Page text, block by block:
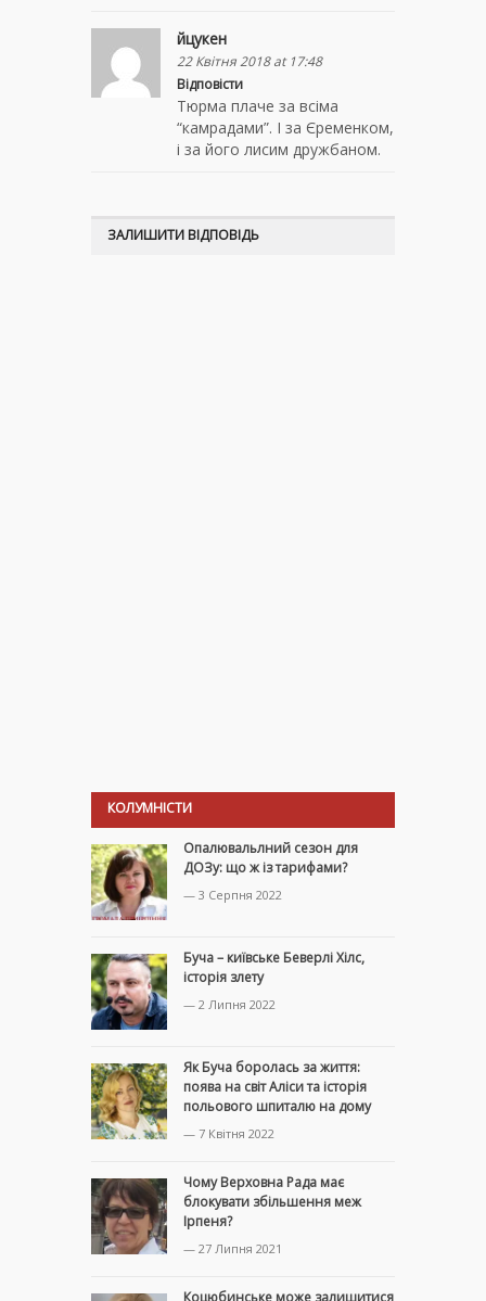
йцукен
22 Квітня 2018 at 17:48
Відповісти
Тюрма плаче за всіма
“камрадами”. І за Єременком,
і за його лисим дружбаном.
ЗАЛИШИТИ ВІДПОВІДЬ
КОЛУМНІСТИ
Опалювальлний сезон для
ДОЗу: що ж із тарифами?
— 3 Серпня 2022
Буча – київське Беверлі Хілс,
історія злету
— 2 Липня 2022
Як Буча боролась за життя:
поява на світ Аліси та історія
польового шпиталю на дому
— 7 Квітня 2022
Чому Верховна Рада має
блокувати збільшення меж
Ірпеня?
— 27 Липня 2021
Коцюбинське може залишитися